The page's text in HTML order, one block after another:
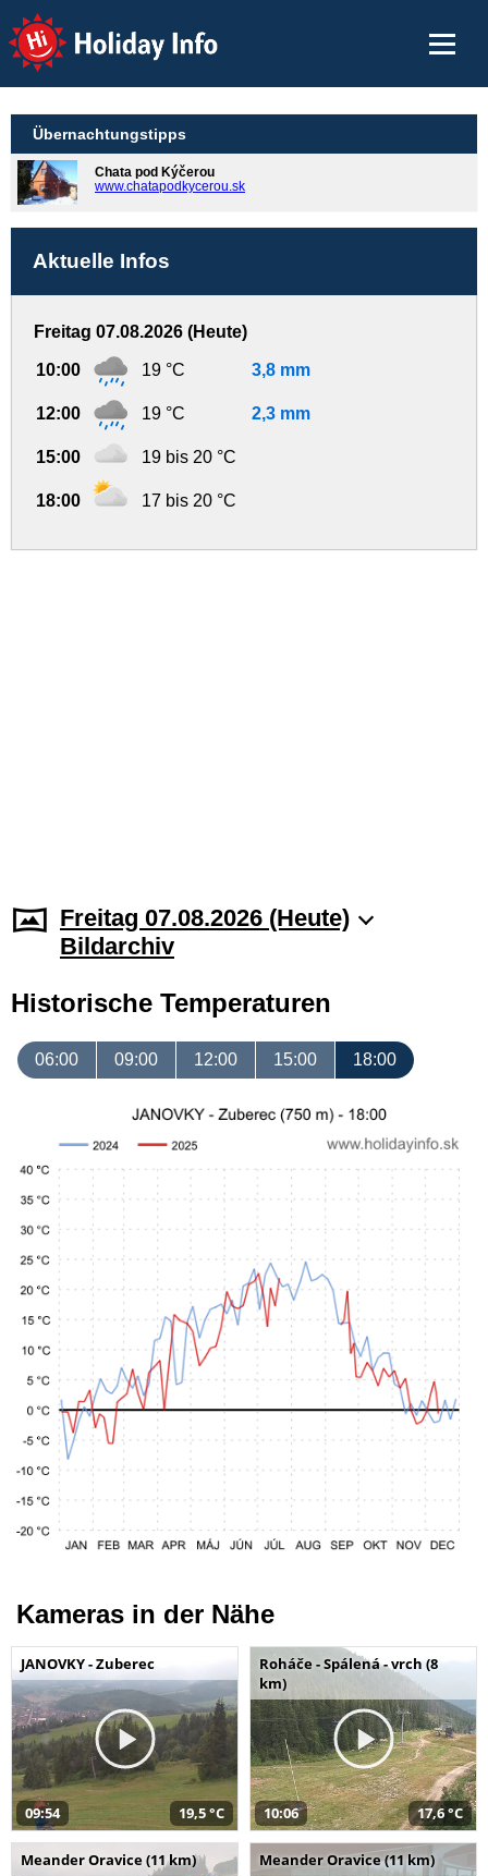
Holiday Info
Übernachtungstipps
Chata pod Kýčerou
www.chatapodkycerou.sk
Aktuelle Infos
Freitag 07.08.2026 (Heute)
10:00 19 °C 3,8 mm
12:00 19 °C 2,3 mm
15:00 19 bis 20 °C
18:00 17 bis 20 °C
Freitag 07.08.2026 (Heute)
Bildarchiv
Historische Temperaturen
06:00 09:00 12:00 15:00 18:00
Kameras in der Nähe
JANOVKY - Zuberec
09:54 19,5 °C
Roháče - Spálená - vrch (8
km)
10:06 17,6 °C
Meander Oravice (11 km) Meander Oravice (11 km)